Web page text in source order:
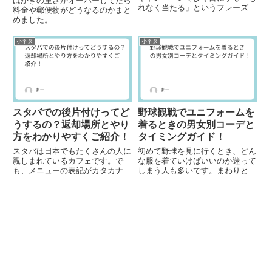
料金や郵便物がどうなるのかまと
めました。
れなく当たる」というフレーズ。
いでしょう。しかし、「もれなく
当たる」という言葉は一体どんな
意味を持つのでしょうか？実際
小ネタ
スタバでの後片付けってど
うするの？返却場所とやり
方をわかりやすくご紹介！
スタバは日本でもたくさんの人に
親しまれているカフェです。で
も、メニューの表記がカタカナだ
小ネタ
野球観戦でユニフォームを
着るときの男女別コーデと
タイミングガイド！
初めて野球を見に行くとき、どん
な服を着ていけばいいのか迷って
しまう人も多いです。まわりと違